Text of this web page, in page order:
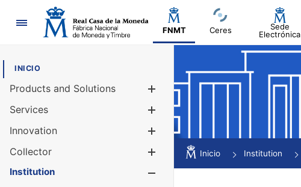
Navigation
FNMT Ceres
Sede
Electrónica
INICIO
Products and Solutions
Services
Innovation
Collector
Show/Hide
Institution
Inicio Institution